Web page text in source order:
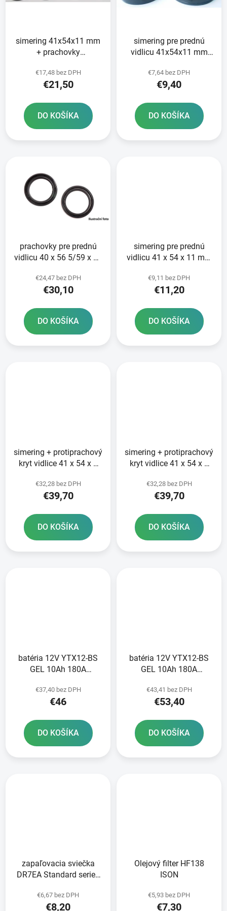
d
s
simering 41x54x11 mm
+ prachovky
pre vidlice Tourmax
€17,48 bez DPH
€21,50
DO KOŠÍKA
simering pre prednú
vidlicu 41x54x11 mm
€7,64 bez DPH
€9,40
DO KOŠÍKA
prachovky pre prednú
vidlicu 40 x 56 5/59 x 15
ATHENA sada pre 2
tlmiče
€24,47 bez DPH
€30,10
DO KOŠÍKA
simering pre prednú
vidlicu 41 x 54 x 11 mm
sada na opravu 2
tlmičov
€9,11 bez DPH
€11,20
DO KOŠÍKA
simering + protiprachový
kryt vidlice 41 x 54 x 9
€32,28 bez DPH
€39,70
DO KOŠÍKA
simering + protiprachový
kryt vidlice 41 x 54 x 9
€32,28 bez DPH
€39,70
DO KOŠÍKA
batéria 12V YTX12-BS
GEL 10Ah 180A
technológia 150x87x130
A-TECH aktivovaná z
€37,40 bez DPH
€46
DO KOŠÍKA
batéria 12V YTX12-BS
GEL 10Ah 180A
technológia 150x87x130
FULBAT aktivovaná vo
€43,41 bez DPH
€53,40
DO KOŠÍKA
zapaľovacia sviečka
DR7EA Standard series
€6,67 bez DPH
€8,20
Olejový filter HF138
ISON
€5,93 bez DPH
€7,30